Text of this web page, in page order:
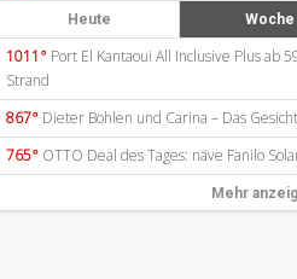
Heute Woche
1011° Port El Kantaoui All Inclusive Plus ab
Strand
867° Dieter Bohlen und Carina – Das
765° OTTO Deal des Tages: näve Fanilo
Mehr